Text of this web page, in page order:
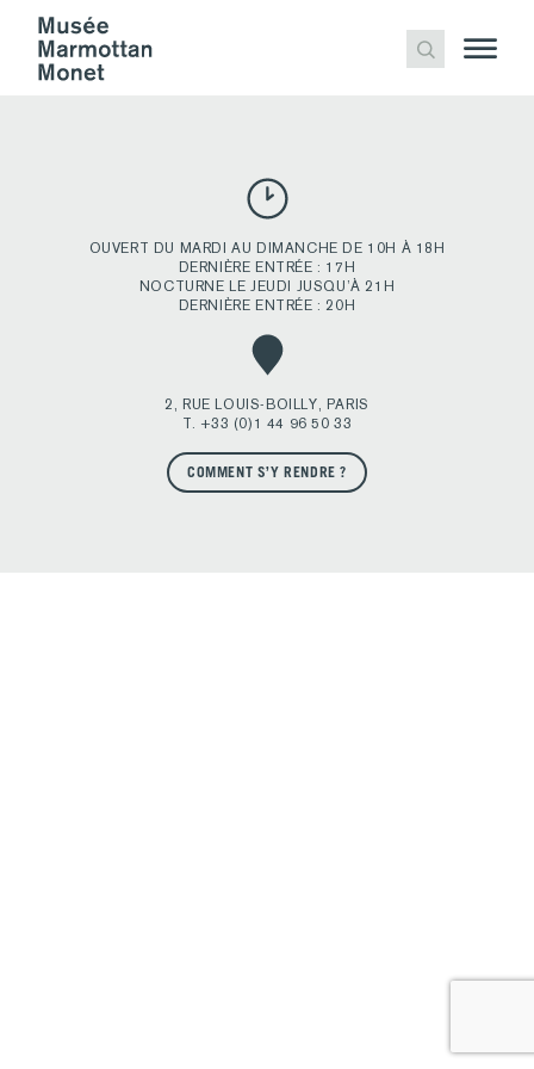
CARNET ROSES TREMIERES
Publié
boutique
OUVERT DU MARDI AU DIMANCHE DE 10H À 18H
DERNIÈRE ENTRÉE : 17H
NOCTURNE LE JEUDI JUSQU’À 21H
DERNIÈRE ENTRÉE : 20H
2, RUE LOUIS-BOILLY, PARIS
T. +33 (0)1 44 96 50 33
COMMENT S’Y RENDRE ?